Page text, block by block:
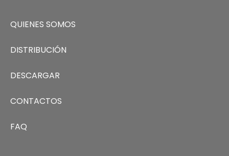
QUIENES SOMOS
DISTRIBUCIÓN
DESCARGAR
CONTACTOS
FAQ